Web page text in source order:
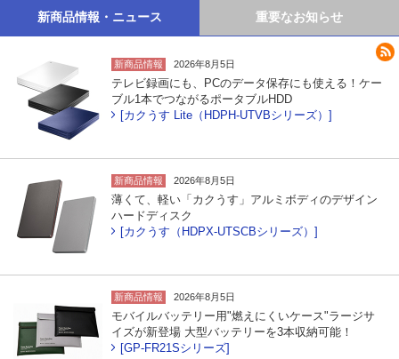
新商品情報・ニュース
新商品情報 2026年8月5日
テレビ録画にも、PCのデータ保存にも使える！ケー
ブル1本でつながるポータブルHDD
[カクうす Lite（HDPH-UTVBシリーズ）]
新商品情報 2026年8月5日
薄くて、軽い「カクうす」アルミボディのデザイン
ハードディスク
[カクうす（HDPX-UTSCBシリーズ）]
新商品情報 2026年8月5日
モバイルバッテリー用"燃えにくいケース"ラージサ
イズが新登場 大型バッテリーを3本収納可能！
[GP-FR21Sシリーズ]
重要なお知らせ